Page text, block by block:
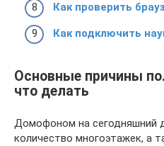
Как проверить
Как подключить
Основные причины
что делать
Домофоном на сегодняшний
количество многоэтажек, а